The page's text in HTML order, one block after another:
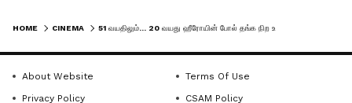
HOME CINEMA
About Website
Terms Of Use
Privacy Policy
CSAM Policy